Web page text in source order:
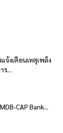
จ้งเตือนเหตุเพลิง
...
CAP Bank...